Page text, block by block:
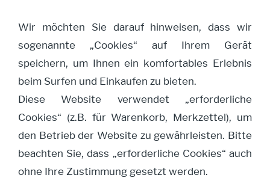
Navigation öffnen
Schlafender Drache
medium
Wir möchten Sie darauf hinweisen, dass wir
sogenannte „Cookies“ auf Ihrem Gerät
speichern, um Ihnen ein komfortables Erlebnis
beim Surfen und Einkaufen zu bieten.
Diese Website verwendet „erforderliche
Cookies“ (z.B. für Warenkorb, Merkzettel), um
den Betrieb der Website zu gewährleisten. Bitte
beachten Sie, dass „erforderliche Cookies“ auch
ohne Ihre Zustimmung gesetzt werden.